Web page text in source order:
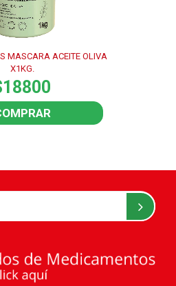
MASCARA ACEITE OLIVA
X1KG.